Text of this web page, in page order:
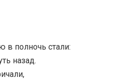
в полночь стали:
назад.